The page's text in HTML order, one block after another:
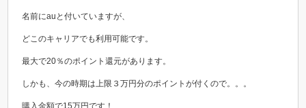
名前にauと付いていますが、
どこのキャリアでも利用可能です。
最大で20％のポイント還元があります。
しかも、今の時期は上限３万円分のポイントが付くので。。。